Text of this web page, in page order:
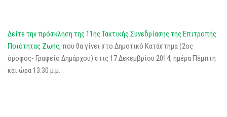
Δείτε την πρόσκληση της 11ης Τακτικής Συνεδρίασης της Επιτροπής
Ποιότητας Ζωής, που θα γίνει στο Δημοτικό Κατάστημα (2ος
όροφος- Γραφείο Δημάρχου) στις 17 Δεκεμβρίου 2014, ημέρα Πέμπτη
και ώρα 13:30 μ.μ.